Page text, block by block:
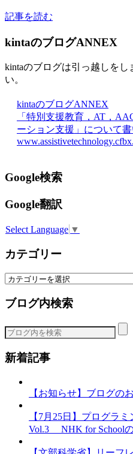
記事を読む
kintaのブログANNEX
kintaのブログは引っ越しを
い。
kintaのブログANNEX
「特別支援教育，AT，
ーション支援」について
Google検索
Google翻訳
Select Language ▼
カテゴリー
カ
ゴ
ー
ブログ内検索
新着記事
【お知らせ】ブログの
【7月25日】プログラ
Vol.3 NHK for School